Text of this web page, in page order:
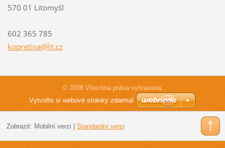
570 01 Litomyšl
602 365 785
kopretina@lit.cz
© 2008 Všechna práva vyhrazena.
Vytvořte si webové stránky zdarma!
Zobrazit: Mobilní verzi Standardní verzi